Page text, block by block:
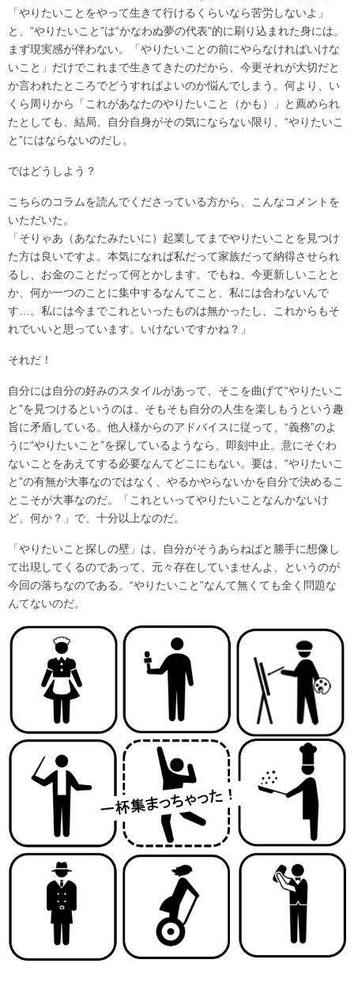
「やりたいことをやって生きて行けるくらいなら苦労しないよ」
と、“やりたいこと”は“かなわぬ夢の代表”的に刷り込まれた身には。
まず現実感が伴わない。「やりたいことの前にやらなければいけな
いこと」だけでこれまで生きてきたのだから、今更それが大切だと
か言われたところでどうすればよいのか悩んでしまう。何より、い
くら周りから「これがあなたのやりたいこと（かも）」と薦められ
たとしても、結局、自分自身がその気にならない限り、“やりたいこ
と”にはならないのだし。
ではどうしよう？
こちらのコラムを読んでくださっている方から、こんなコメントを
いただいた。
「そりゃあ（あなたみたいに）起業してまでやりたいことを見つけ
た方は良いですよ。本気になれば私だって家族だって納得させられ
るし、お金のことだって何とかします。でもね、今更新しいことと
か、何か一つのことに集中するなんてこと、私には合わないんで
す…。私には今までこれといったものは無かったし、これからもそ
れでいいと思っています。いけないですかね？」
それだ！
自分には自分の好みのスタイルがあって、そこを曲げて“やりたいこ
と”を見つけるというのは、そもそも自分の人生を楽しもうという趣
旨に矛盾している。他人様からのアドバイスに従って、“義務”のよ
うに“やりたいこと”を探しているようなら、即刻中止。意にそぐわ
ないことをあえてする必要なんてどこにもない。要は、“やりたいこ
と”の有無が大事なのではなく、やるかやらないかを自分で決めるこ
とこそが大事なのだ。「これといってやりたいことなんかないけ
ど、何か？」で、十分以上なのだ。
「やりたいこと探しの壁」は、自分がそうあらねばと勝手に想像し
て出現してくるのであって、元々存在していませんよ、というのが
今回の落ちなのである。“やりたいこと”なんて無くても全く問題な
んてないのだ。